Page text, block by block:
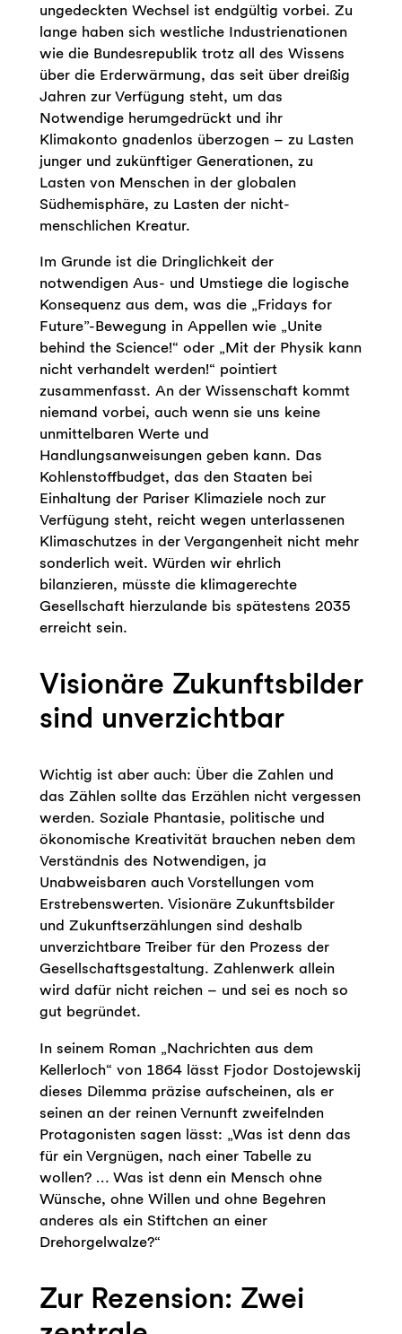
ungedeckten Wechsel ist endgültig vorbei. Zu
lange haben sich westliche Industrienationen
wie die Bundesrepublik trotz all des Wissens
über die Erderwärmung, das seit über dreißig
Jahren zur Verfügung steht, um das
Notwendige herumgedrückt und ihr
Klimakonto gnadenlos überzogen – zu Lasten
junger und zukünftiger Generationen, zu
Lasten von Menschen in der globalen
Südhemisphäre, zu Lasten der nicht-
menschlichen Kreatur.
Im Grunde ist die Dringlichkeit der
notwendigen Aus- und Umstiege die logische
Konsequenz aus dem, was die „Fridays for
Future”-Bewegung in Appellen wie „Unite
behind the Science!“ oder „Mit der Physik kann
nicht verhandelt werden!“ pointiert
zusammenfasst. An der Wissenschaft kommt
niemand vorbei, auch wenn sie uns keine
unmittelbaren Werte und
Handlungsanweisungen geben kann. Das
Kohlenstoffbudget, das den Staaten bei
Einhaltung der Pariser Klimaziele noch zur
Verfügung steht, reicht wegen unterlassenen
Klimaschutzes in der Vergangenheit nicht mehr
sonderlich weit. Würden wir ehrlich
bilanzieren, müsste die klimagerechte
Gesellschaft hierzulande bis spätestens 2035
erreicht sein.
Visionäre Zukunftsbilder
sind unverzichtbar
Wichtig ist aber auch: Über die Zahlen und
das Zählen sollte das Erzählen nicht vergessen
werden. Soziale Phantasie, politische und
ökonomische Kreativität brauchen neben dem
Verständnis des Notwendigen, ja
Unabweisbaren auch Vorstellungen vom
Erstrebenswerten. Visionäre Zukunftsbilder
und Zukunftserzählungen sind deshalb
unverzichtbare Treiber für den Prozess der
Gesellschaftsgestaltung. Zahlenwerk allein
wird dafür nicht reichen – und sei es noch so
gut begründet.
In seinem Roman „Nachrichten aus dem
Kellerloch“ von 1864 lässt Fjodor Dostojewskij
dieses Dilemma präzise aufscheinen, als er
seinen an der reinen Vernunft zweifelnden
Protagonisten sagen lässt: „Was ist denn das
für ein Vergnügen, nach einer Tabelle zu
wollen? … Was ist denn ein Mensch ohne
Wünsche, ohne Willen und ohne Begehren
anderes als ein Stiftchen an einer
Drehorgelwalze?“
Zur Rezension: Zwei